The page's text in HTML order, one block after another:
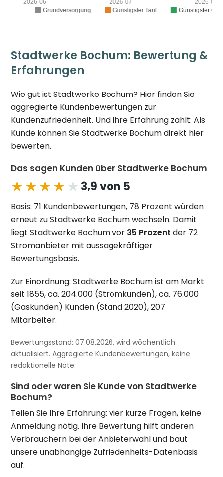
Stadtwerke Bochum: Bewertung &
Erfahrungen
Wie gut ist Stadtwerke Bochum? Hier finden Sie
aggregierte Kundenbewertungen zur
Kundenzufriedenheit. Und Ihre Erfahrung zählt: Als
Kunde können Sie Stadtwerke Bochum direkt hier
bewerten.
Das sagen Kunden über Stadtwerke Bochum
★★★★★
★★★★★ 3,9 von 5
Basis: 71 Kundenbewertungen, 78 Prozent würden
erneut zu Stadtwerke Bochum wechseln. Damit
liegt Stadtwerke Bochum vor 35 Prozent der 72
Stromanbieter mit aussagekräftiger
Bewertungsbasis.
Zur Einordnung: Stadtwerke Bochum ist am Markt
seit 1855, ca. 204.000 (Stromkunden), ca. 76.000
(Gaskunden) Kunden (Stand 2020), 207
Mitarbeiter.
Bewertungsstand: 07.08.2026, wird wöchentlich
aktualisiert. Aggregierte Kundenbewertungen, keine
redaktionelle Note.
Sind oder waren Sie Kunde von Stadtwerke
Bochum?
Teilen Sie Ihre Erfahrung: vier kurze Fragen, keine
Anmeldung nötig. Ihre Bewertung hilft anderen
Verbrauchern bei der Anbieterwahl und baut
unsere unabhängige Zufriedenheits-Datenbasis
auf.